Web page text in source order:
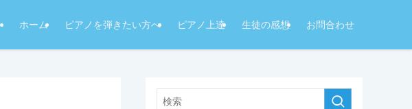
ホーム ピアノを弾きたい方へ ピアノ上達 生徒の感想 お問合わせ